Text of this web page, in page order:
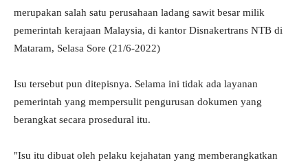
merupakan salah satu perusahaan ladang sawit besar milik
pemerintah kerajaan Malaysia, di kantor Disnakertrans NTB di
Mataram, Selasa Sore (21/6-2022)
Isu tersebut pun ditepisnya. Selama ini tidak ada layanan
pemerintah yang mempersulit pengurusan dokumen yang
berangkat secara prosedural itu.
"Isu itu dibuat oleh pelaku kejahatan yang memberangkatkan